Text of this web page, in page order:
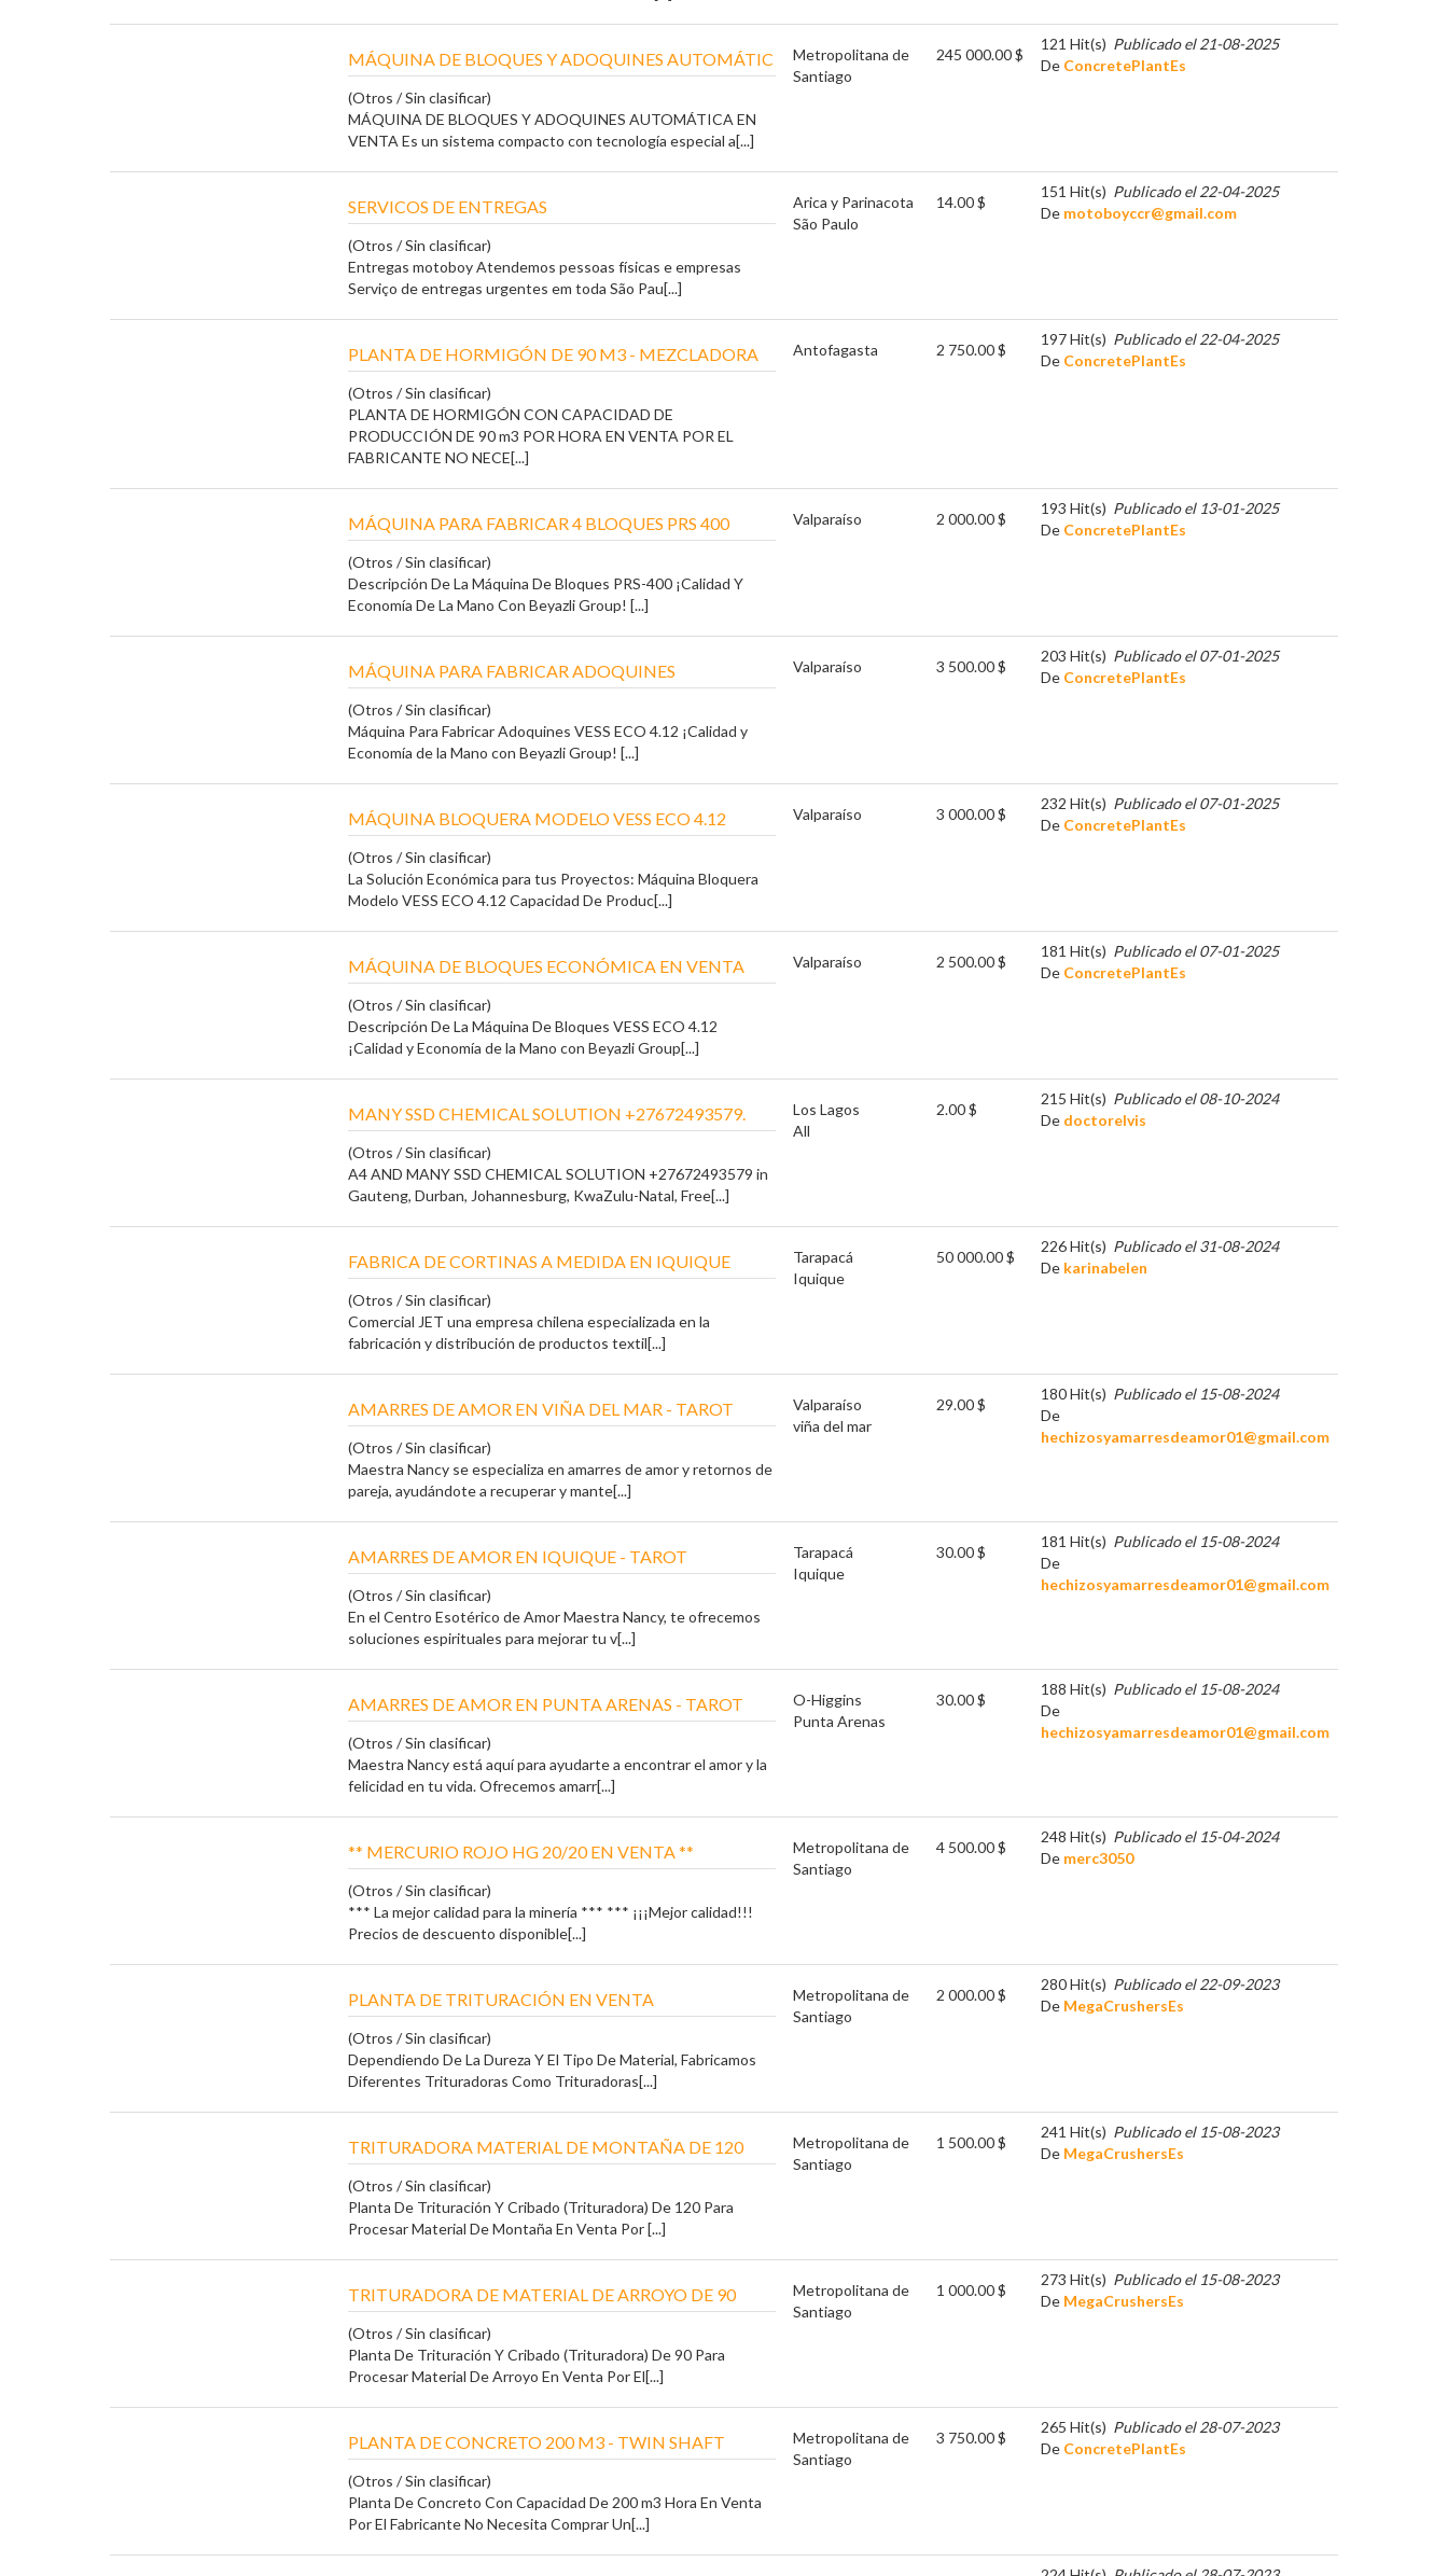
MÁQUINA DE BLOQUES Y ADOQUINES AUTOMÁTIC
(Otros / Sin clasificar)
MÁQUINA DE BLOQUES Y ADOQUINES AUTOMÁTICA EN
VENTA Es un sistema compacto con tecnología especial a[...]
Metropolitana de
Santiago
245 000.00 $
121 Hit(s) Publicado el 21-08-2025
De ConcretePlantEs
SERVICOS DE ENTREGAS
(Otros / Sin clasificar)
Entregas motoboy Atendemos pessoas físicas e empresas
Serviço de entregas urgentes em toda São Pau[...]
Arica y Parinacota
São Paulo
14.00 $
151 Hit(s) Publicado el 22-04-2025
De motoboyccr@gmail.com
PLANTA DE HORMIGÓN DE 90 M3 - MEZCLADORA
(Otros / Sin clasificar)
PLANTA DE HORMIGÓN CON CAPACIDAD DE
PRODUCCIÓN DE 90 m3 POR HORA EN VENTA POR EL
FABRICANTE NO NECE[...]
Antofagasta 2 750.00 $
197 Hit(s) Publicado el 22-04-2025
De ConcretePlantEs
MÁQUINA PARA FABRICAR 4 BLOQUES PRS 400
(Otros / Sin clasificar)
Descripción De La Máquina De Bloques PRS-400 ¡Calidad Y
Economía De La Mano Con Beyazli Group! [...]
Valparaíso 2 000.00 $
193 Hit(s) Publicado el 13-01-2025
De ConcretePlantEs
MÁQUINA PARA FABRICAR ADOQUINES
(Otros / Sin clasificar)
Máquina Para Fabricar Adoquines VESS ECO 4.12 ¡Calidad y
Economía de la Mano con Beyazli Group! [...]
Valparaíso 3 500.00 $
203 Hit(s) Publicado el 07-01-2025
De ConcretePlantEs
MÁQUINA BLOQUERA MODELO VESS ECO 4.12
(Otros / Sin clasificar)
La Solución Económica para tus Proyectos: Máquina Bloquera
Modelo VESS ECO 4.12 Capacidad De Produc[...]
Valparaíso 3 000.00 $
232 Hit(s) Publicado el 07-01-2025
De ConcretePlantEs
MÁQUINA DE BLOQUES ECONÓMICA EN VENTA
(Otros / Sin clasificar)
Descripción De La Máquina De Bloques VESS ECO 4.12
¡Calidad y Economía de la Mano con Beyazli Group[...]
Valparaíso 2 500.00 $
181 Hit(s) Publicado el 07-01-2025
De ConcretePlantEs
MANY SSD CHEMICAL SOLUTION +27672493579.
(Otros / Sin clasificar)
A4 AND MANY SSD CHEMICAL SOLUTION +27672493579 in
Gauteng, Durban, Johannesburg, KwaZulu-Natal, Free[...]
Los Lagos
All
2.00 $
215 Hit(s) Publicado el 08-10-2024
De doctorelvis
FABRICA DE CORTINAS A MEDIDA EN IQUIQUE
(Otros / Sin clasificar)
Comercial JET una empresa chilena especializada en la
fabricación y distribución de productos textil[...]
Tarapacá
Iquique
50 000.00 $
226 Hit(s) Publicado el 31-08-2024
De karinabelen
AMARRES DE AMOR EN VIÑA DEL MAR - TAROT
(Otros / Sin clasificar)
Maestra Nancy se especializa en amarres de amor y retornos de
pareja, ayudándote a recuperar y mante[...]
Valparaíso
viña del mar
29.00 $
180 Hit(s) Publicado el 15-08-2024
De
hechizosyamarresdeamor01@gmail.com
AMARRES DE AMOR EN IQUIQUE - TAROT
(Otros / Sin clasificar)
En el Centro Esotérico de Amor Maestra Nancy, te ofrecemos
soluciones espirituales para mejorar tu v[...]
Tarapacá
Iquique
30.00 $
181 Hit(s) Publicado el 15-08-2024
De
hechizosyamarresdeamor01@gmail.com
AMARRES DE AMOR EN PUNTA ARENAS - TAROT
(Otros / Sin clasificar)
Maestra Nancy está aquí para ayudarte a encontrar el amor y la
felicidad en tu vida. Ofrecemos amarr[...]
O-Higgins
Punta Arenas
30.00 $
188 Hit(s) Publicado el 15-08-2024
De
hechizosyamarresdeamor01@gmail.com
** MERCURIO ROJO HG 20/20 EN VENTA **
(Otros / Sin clasificar)
*** La mejor calidad para la minería *** *** ¡¡¡Mejor calidad!!!
Precios de descuento disponible[...]
Metropolitana de
Santiago
4 500.00 $
248 Hit(s) Publicado el 15-04-2024
De merc3050
PLANTA DE TRITURACIÓN EN VENTA
(Otros / Sin clasificar)
Dependiendo De La Dureza Y El Tipo De Material, Fabricamos
Diferentes Trituradoras Como Trituradoras[...]
Metropolitana de
Santiago
2 000.00 $
280 Hit(s) Publicado el 22-09-2023
De MegaCrushersEs
TRITURADORA MATERIAL DE MONTAÑA DE 120
(Otros / Sin clasificar)
Planta De Trituración Y Cribado (Trituradora) De 120 Para
Procesar Material De Montaña En Venta Por [...]
Metropolitana de
Santiago
1 500.00 $
241 Hit(s) Publicado el 15-08-2023
De MegaCrushersEs
TRITURADORA DE MATERIAL DE ARROYO DE 90
(Otros / Sin clasificar)
Planta De Trituración Y Cribado (Trituradora) De 90 Para
Procesar Material De Arroyo En Venta Por El[...]
Metropolitana de
Santiago
1 000.00 $
273 Hit(s) Publicado el 15-08-2023
De MegaCrushersEs
PLANTA DE CONCRETO 200 M3 - TWIN SHAFT
(Otros / Sin clasificar)
Planta De Concreto Con Capacidad De 200 m3 Hora En Venta
Por El Fabricante No Necesita Comprar Un[...]
Metropolitana de
Santiago
3 750.00 $
265 Hit(s) Publicado el 28-07-2023
De ConcretePlantEs